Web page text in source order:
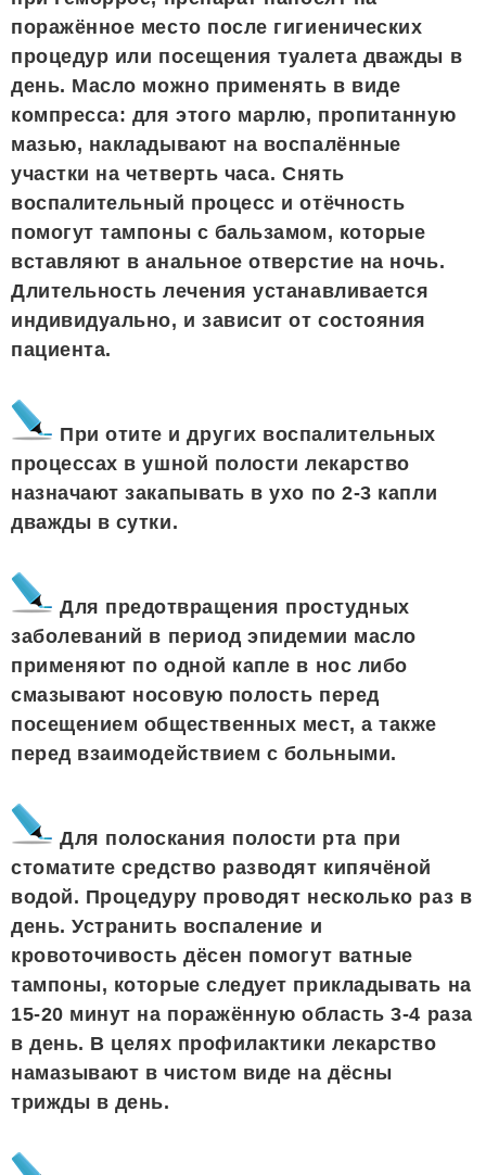
поражённое место после гигиенических
процедур или посещения туалета дважды в
день. Масло можно применять в виде
компресса: для этого марлю, пропитанную
мазью, накладывают на воспалённые
участки на четверть часа. Снять
воспалительный процесс и отёчность
помогут тампоны с бальзамом, которые
вставляют в анальное отверстие на ночь.
Длительность лечения устанавливается
индивидуально, и зависит от состояния
пациента.
При отите и других воспалительных
процессах в ушной полости лекарство
назначают закапывать в ухо по 2-3 капли
дважды в сутки.
Для предотвращения простудных
заболеваний в период эпидемии масло
применяют по одной капле в нос либо
смазывают носовую полость перед
посещением общественных мест, а также
перед взаимодействием с больными.
Для полоскания полости рта при
стоматите средство разводят кипячёной
водой. Процедуру проводят несколько раз в
день. Устранить воспаление и
кровоточивость дёсен помогут ватные
тампоны, которые следует прикладывать на
15-20 минут на поражённую область 3-4 раза
в день. В целях профилактики лекарство
намазывают в чистом виде на дёсны
трижды в день.